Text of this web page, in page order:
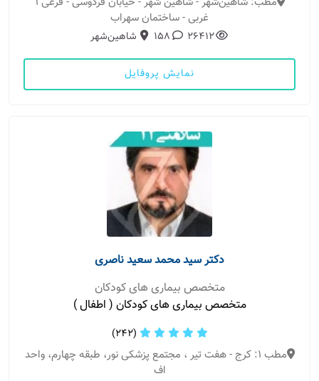
غربی - ساختمان سهراب
26412
158 شاهین‌شهر
نمایش پروفایل
دکتر سید محمد سعید ناصری
متخصص بیماری های کودکان
متخصص بیماری های کودکان ( اطفال )
(242)
مطب 1: کرج - هفت تیر ، مجتمع پزشکی نور، طبقه چهارم، واحد
اف